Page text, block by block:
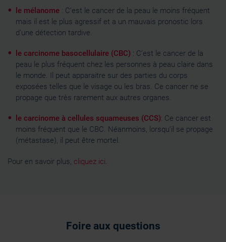
le mélanome : C’est le cancer de la peau le moins fréquent
mais il est le plus agressif et a un mauvais pronostic lors
d’une détection tardive.
le carcinome basocellulaire (CBC) : C’est le cancer de la
peau le plus fréquent chez les personnes à peau claire dans
le monde. Il peut apparaitre sur des parties du corps
exposées telles que le visage ou les bras. Ce cancer ne se
propage que très rarement aux autres organes.
le carcinome à cellules squameuses (CCS): Ce cancer est
moins fréquent que le CBC. Néanmoins, lorsqu’il se propage
(métastase), il peut être mortel.
Pour en savoir plus, cliquez ici.
Foire aux questions